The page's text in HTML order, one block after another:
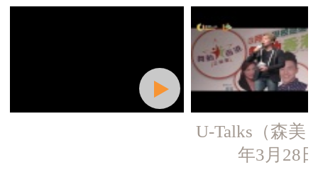
U-Talks（森美
年3月28日